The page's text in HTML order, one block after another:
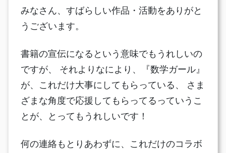
みなさん、すばらしい作品・活動をありがと
うございます。
書籍の宣伝になるという意味でもうれしいの
ですが、 それよりなにより、『数学ガール』
が、これだけ大事にしてもらっている、 さま
ざまな角度で応援してもらってるっていうこ
とが、とってもうれしいです！
何の連絡もとりあわずに、これだけのコラボ